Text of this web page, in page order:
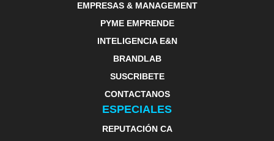
EMPRESAS & MANAGEMENT
PYME EMPRENDE
INTELIGENCIA E&N
BRANDLAB
SUSCRIBETE
CONTACTANOS
ESPECIALES
REPUTACIÓN CA